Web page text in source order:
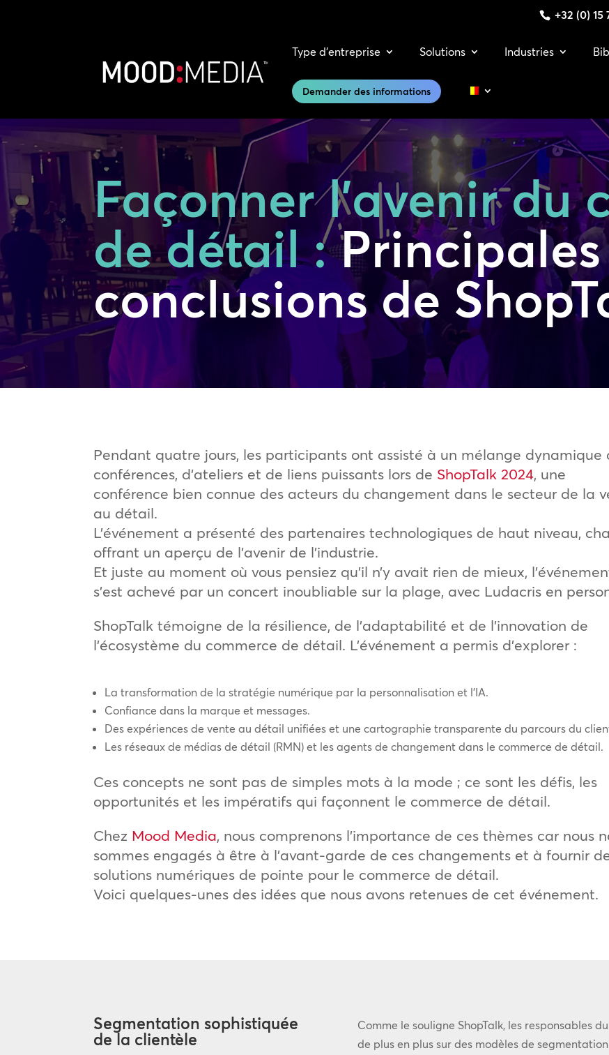
+32 (0) 15
Type d’entreprise Solutions Industries
Demander des informations
Façonner l’avenir du
de détail : Principales
conclusions de
Pendant quatre jours, les participants ont assisté à un mélange dynamique
conférences, d’ateliers et de liens puissants lors de ShopTalk 2024, une
conférence bien connue des acteurs du changement dans le secteur de la
au détail.
L’événement a présenté des partenaires technologiques de haut niveau,
offrant un aperçu de l’avenir de l’industrie.
Et juste au moment où vous pensiez qu’il n’y avait rien de mieux,
s’est achevé par un concert inoubliable sur la plage, avec Ludacris en
ShopTalk témoigne de la résilience, de l’adaptabilité et de l’innovation de
l’écosystème du commerce de détail. L’événement a permis d’explorer :
La transformation de la stratégie numérique par la personnalisation et l’IA.
Confiance dans la marque et messages.
Des expériences de vente au détail unifiées et une cartographie transparente du parcours du
Les réseaux de médias de détail (RMN) et les agents de changement dans le commerce de détail.
Ces concepts ne sont pas de simples mots à la mode ; ce sont les défis, les
opportunités et les impératifs qui façonnent le commerce de détail.
Chez Mood Media, nous comprenons l’importance de ces thèmes car nous
sommes engagés à être à l’avant-garde de ces changements et à fournir
solutions numériques de pointe pour le commerce de détail.
Voici quelques-unes des idées que nous avons retenues de cet événement.
Segmentation sophistiquée
de la clientèle
Comme le souligne ShopTalk, les responsables
de plus en plus sur des modèles de